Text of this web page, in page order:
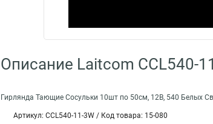
Описание Laitcom CCL540-
Гирлянда Тающие Сосульки 10шт по 50см, 12В, 540 Белых
Артикул: CCL540-11-3W / Код товара: 15-080